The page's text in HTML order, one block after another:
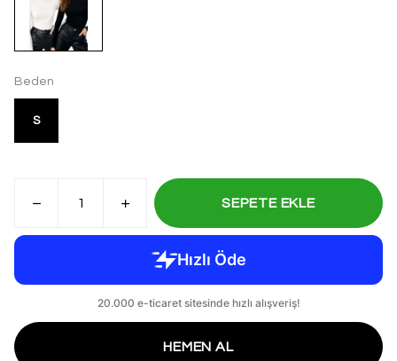
Beden
S
SEPETE EKLE
HEMEN AL